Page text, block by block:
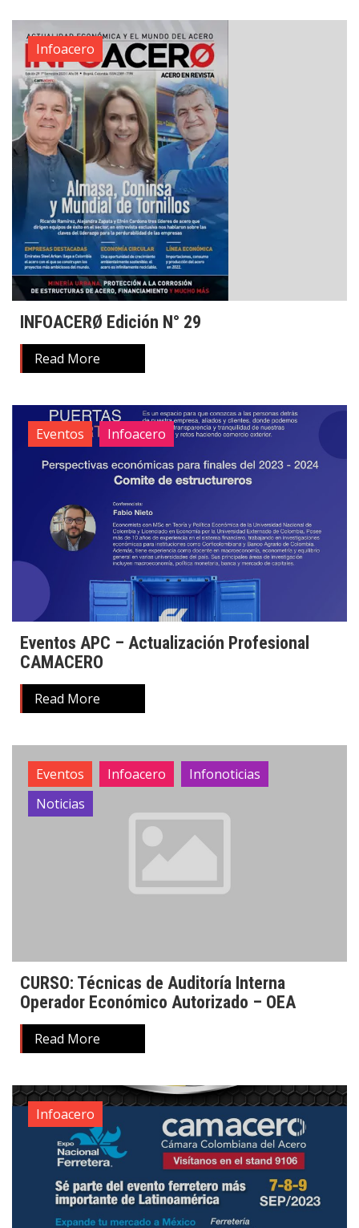
Infoacero
INFOACERØ Edición N° 29
Read More
Eventos Infoacero
Eventos APC – Actualización Profesional
CAMACERO
Read More
Eventos Infoacero
Infonoticias
Noticias
CURSO: Técnicas de Auditoría Interna
Operador Económico Autorizado – OEA
Read More
Infoacero